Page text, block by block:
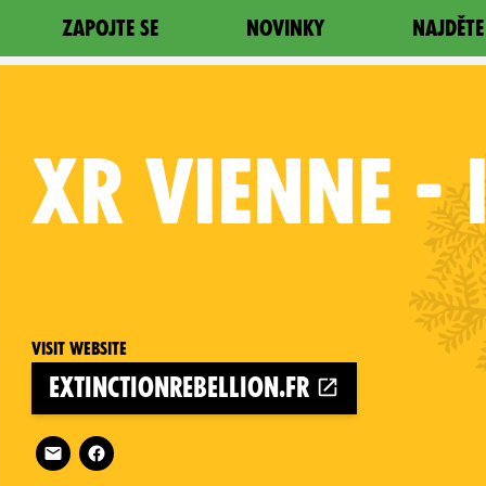
ZAPOJTE SE NOVINKY
XR VIENNE -
Visit website
extinctionrebellion.fr
Follow XR Vienne - Isère on